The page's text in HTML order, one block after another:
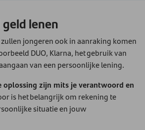
lenen
jongeren ook in aanraking komen
DUO, Klarna, het gebruik van
van een persoonlijke lening.
oplossing zijn mits je verantwoord en
is het belangrijk om rekening te
situatie en jouw